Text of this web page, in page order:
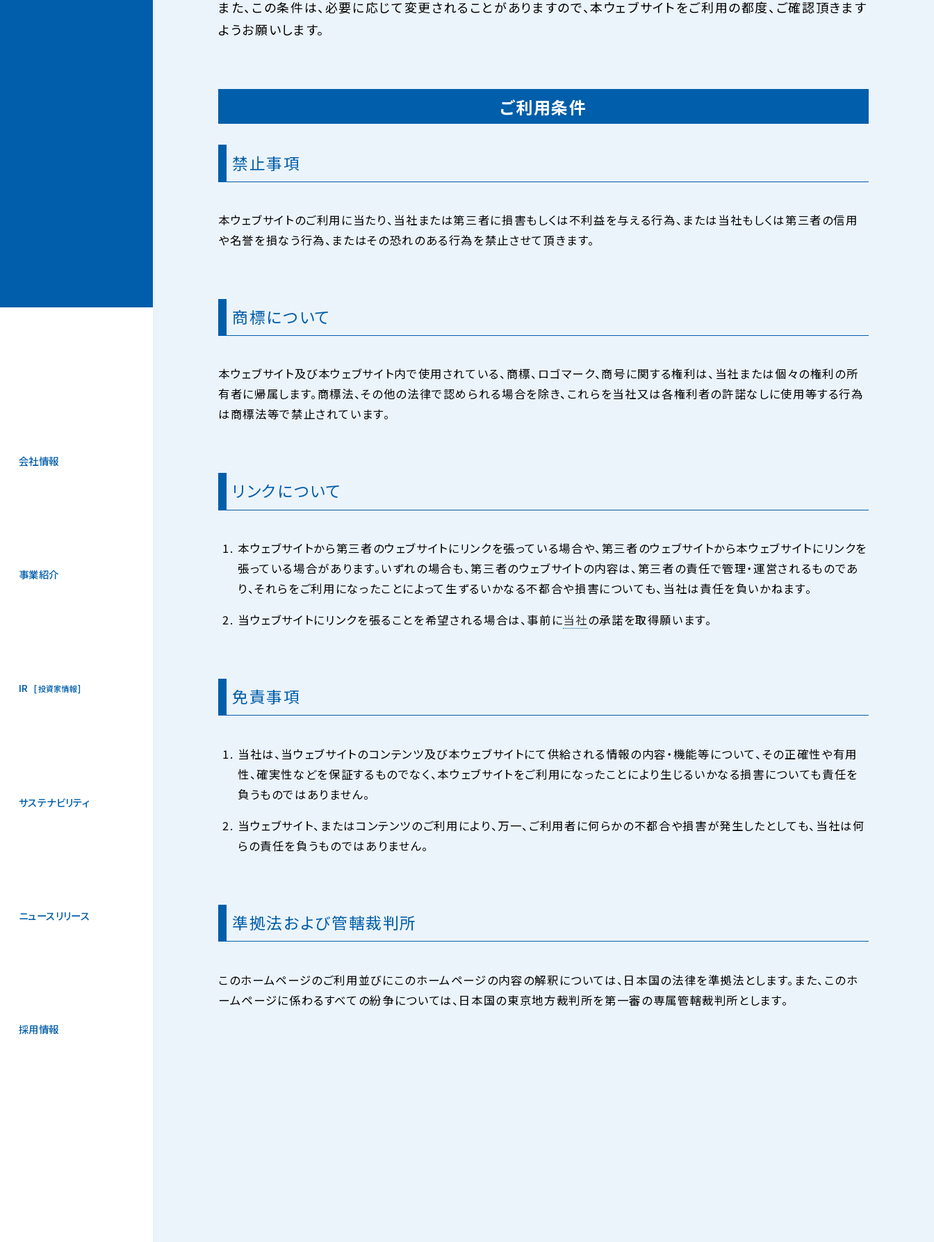
会社情報
事業紹介
IR 投資家情報
サステナビリティ
ニュースリリース
採用情報
また、この条件は、必要に応じて変更されることがありますので、本ウェブサイトをご利用の都度、ご確認頂きます
ようお願いします。
ご利用条件
禁止事項
本ウェブサイトのご利用に当たり、当社または第三者に損害もしくは不利益を与える行為、または当社もしくは第三者の信用
や名誉を損なう行為、またはその恐れのある行為を禁止させて頂きます。
商標について
本ウェブサイト及び本ウェブサイト内で使用されている、商標、ロゴマーク、商号に関する権利は、当社または個々の権利の所
有者に帰属します。商標法、その他の法律で認められる場合を除き、これらを当社又は各権利者の許諾なしに使用等する行為
は商標法等で禁止されています。
リンクについて
本ウェブサイトから第三者のウェブサイトにリンクを張っている場合や、第三者のウェブサイトから本ウェブサイトにリンクを
張っている場合があります。いずれの場合も、第三者のウェブサイトの内容は、第三者の責任で管理・運営されるものであ
り、それらをご利用になったことによって生ずるいかなる不都合や損害についても、当社は責任を負いかねます。
当ウェブサイトにリンクを張ることを希望される場合は、事前に当社の承諾を取得願います。
免責事項
当社は、当ウェブサイトのコンテンツ及び本ウェブサイトにて供給される情報の内容・機能等について、その正確性や有用
性、確実性などを保証するものでなく、本ウェブサイトをご利用になったことにより生じるいかなる損害についても責任を
負うものではありません。
当ウェブサイト、またはコンテンツのご利用により、万一、ご利用者に何らかの不都合や損害が発生したとしても、当社は何
らの責任を負うものではありません。
準拠法および管轄裁判所
このホームページのご利用並びにこのホームページの内容の解釈については、日本国の法律を準拠法とします。また、このホ
ームページに係わるすべての紛争については、日本国の東京地方裁判所を第一審の専属管轄裁判所とします。